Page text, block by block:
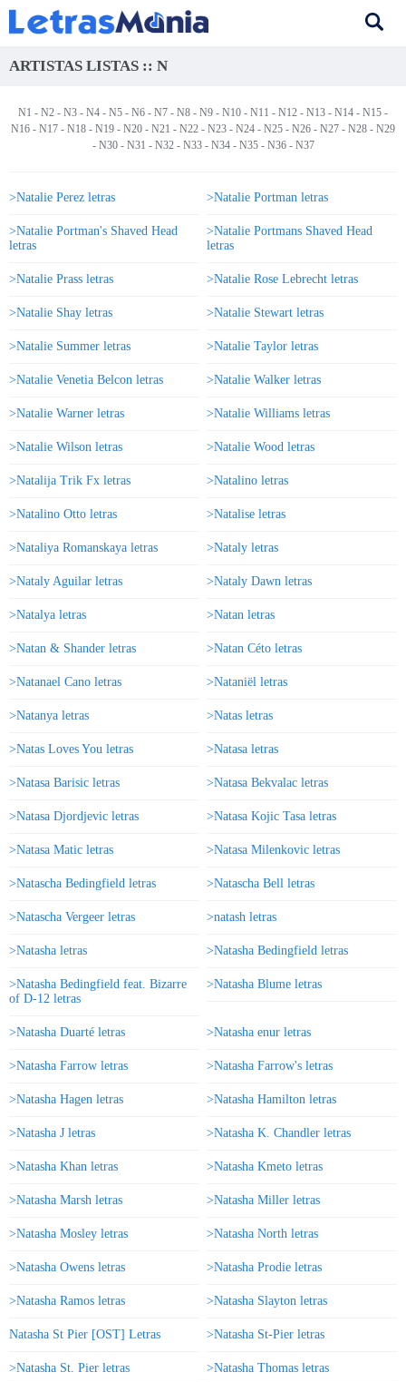
ARTISTAS LISTAS :: N
N1 - N2 - N3 - N4 - N5 - N6 - N7 - N8 - N9 - N10 - N11 - N12 - N13 - N14 - N15 -
N16 - N17 - N18 - N19 - N20 - N21 - N22 - N23 - N24 - N25 - N26 - N27 - N28 - N29
- N30- N31 - N32- N33- N34- N35- N36- N37
>Natalie Perez letras >Natalie Portman letras
>Natalie Portman's Shaved Head
letras
>Natalie Portmans Shaved Head
letras
>Natalie Prass letras >Natalie Rose Lebrecht letras
>Natalie Shay letras >Natalie Stewart letras
>Natalie Summer letras >Natalie Taylor letras
>Natalie Venetia Belcon letras >Natalie Walker letras
>Natalie Warner letras >Natalie Williams letras
>Natalie Wilson letras >Natalie Wood letras
>Natalija Trik Fx letras >Natalino letras
>Natalino Otto letras >Natalise letras
>Nataliya Romanskaya letras >Nataly letras
>Nataly Aguilar letras >Nataly Dawn letras
>Natalya letras >Natan letras
>Natan & Shander letras >Natan Céto letras
>Natanael Cano letras >Nataniël letras
>Natanya letras >Natas letras
>Natas Loves You letras >Natasa letras
>Natasa Barisic letras >Natasa Bekvalac letras
>Natasa Djordjevic letras >Natasa Kojic Tasa letras
>Natasa Matic letras >Natasa Milenkovic letras
>Natascha Bedingfield letras >Natascha Bell letras
>Natascha Vergeer letras >natash letras
>Natasha letras >Natasha Bedingfield letras
>Natasha Bedingfield feat. Bizarre
of D-12 letras
>Natasha Blume letras
>Natasha Duarté letras >Natasha enur letras
>Natasha Farrow letras >Natasha Farrow's letras
>Natasha Hagen letras >Natasha Hamilton letras
>Natasha J letras >Natasha K. Chandler letras
>Natasha Khan letras >Natasha Kmeto letras
>Natasha Marsh letras >Natasha Miller letras
>Natasha Mosley letras >Natasha North letras
>Natasha Owens letras >Natasha Prodie letras
>Natasha Ramos letras >Natasha Slayton letras
Natasha St Pier [OST] Letras >Natasha St-Pier letras
>Natasha St. Pier letras >Natasha Thomas letras